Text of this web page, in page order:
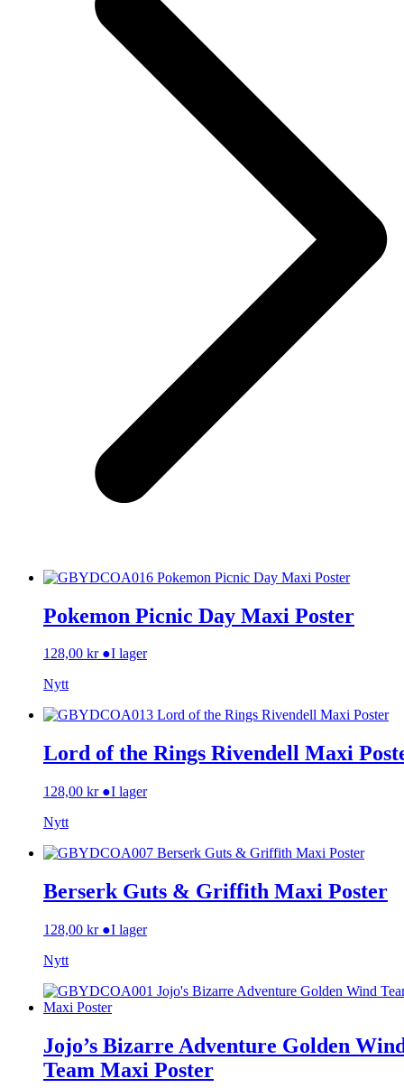
Pokemon Picnic Day Maxi Poster
128,00 kr ●I lager
Nytt
Lord of the Rings Rivendell Maxi
128,00 kr ●I lager
Nytt
Berserk Guts & Griffith Maxi Poster
128,00 kr ●I lager
Nytt
Jojo’s Bizarre Adventure Golden
Team Maxi Poster